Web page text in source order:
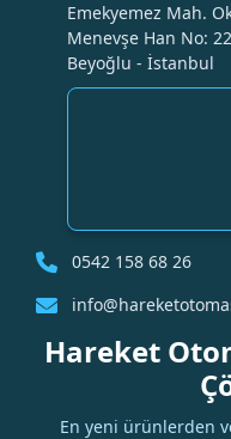
Emekyemez Mah.
Menevşe Han No:
Beyoğlu - İstanbul
0542 158 68 26
Hareket
En yeni ürünlerden